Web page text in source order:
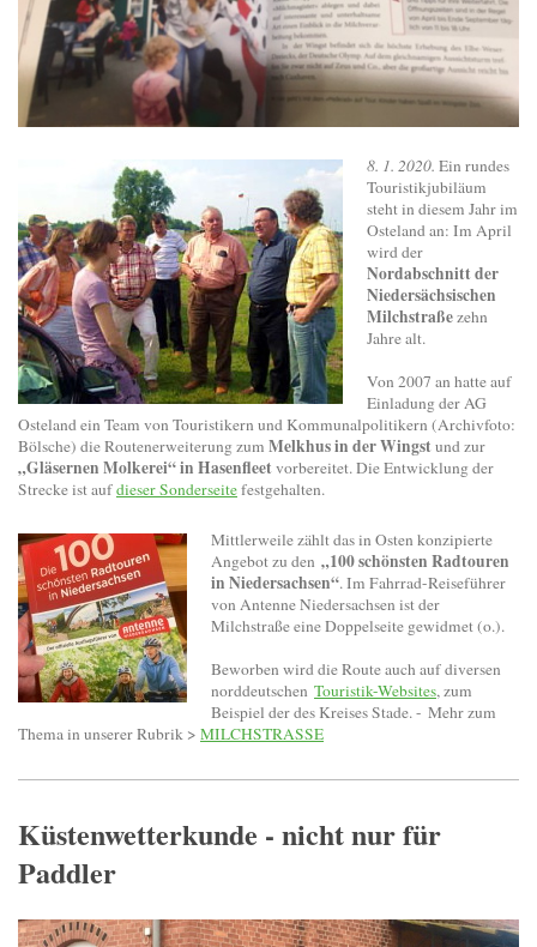
8. 1. 2020. Ein rundes
Touristikjubiläum
steht in diesem Jahr im
Osteland an: Im April
wird der
Nordabschnitt der
Niedersächsischen
Milchstraßezehn
Jahre alt.
Von 2007 an hatte auf
Einladung der AG
Osteland ein Team von Touristikern und Kommunalpolitikern (Archivfoto:
Bölsche) die Routenerweiterung zum Melkhus in der Wingstund zur
„Gläsernen Molkerei“ in Hasenfleetvorbereitet. Die Entwicklung der
Strecke ist aufdieser Sonderseitefestgehalten.
Mittlerweile zählt das in Osten konzipierte
Angebot zu den „100 schönsten Radtouren
in Niedersachsen“. Im Fahrrad-Reiseführer
von Antenne Niedersachsen ist der
Milchstraße eine Doppelseite gewidmet (o.).
Beworben wird die Route auch auf diversen
norddeutschen Touristik-Websites, zum
Beispiel der des Kreises Stade. - Mehr zum
Thema in unserer Rubrik > MILCHSTRASSE
Küstenwetterkunde - nicht nur für
Paddler